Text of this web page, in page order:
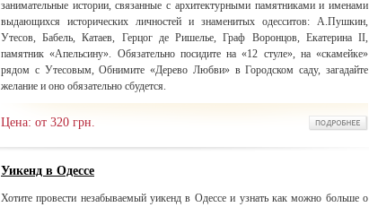
занимательные истории, связанные с архитектурными памятниками и именами
выдающихся исторических личностей и знаменитых одесситов: А.Пушкин,
Утесов, Бабель, Катаев, Герцог де Ришелье, Граф Воронцов, Екатерина II,
памятник «Апельсину». Обязательно посидите на «12 стуле», на «скамейке»
рядом с Утесовым, Обнимите «Дерево Любви» в Городском саду, загадайте
желание и оно обязательно сбудется.
Цена: от 320 грн.
Уикенд в Одессе
Хотите провести незабываемый уикенд в Одессе и узнать как можно больше о